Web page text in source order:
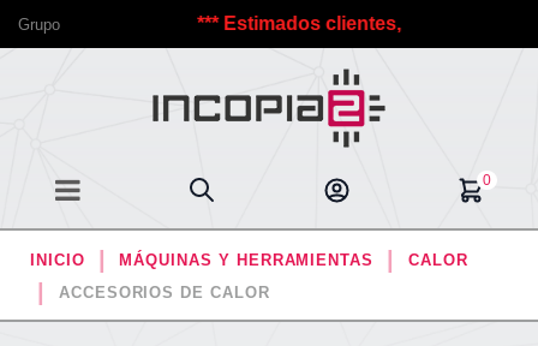
Grupo
a Incopia2. *** Estimados clientes, debido a las
0
INICIO MÁQUINAS Y HERRAMIENTAS
CALOR
ACCESORIOS DE CALOR